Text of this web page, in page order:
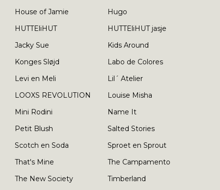
House of Jamie
Hugo
HUTTEliHUT
HUTTEliHUT jasje
Jacky Sue
Kids Around
Konges Sløjd
Labo de Colores
Levi en Meli
Lil´ Atelier
LOOXS REVOLUTION
Louise Misha
Mini Rodini
Name It
Petit Blush
Salted Stories
Scotch en Soda
Sproet en Sprout
That's Mine
The Campamento
The New Society
Timberland